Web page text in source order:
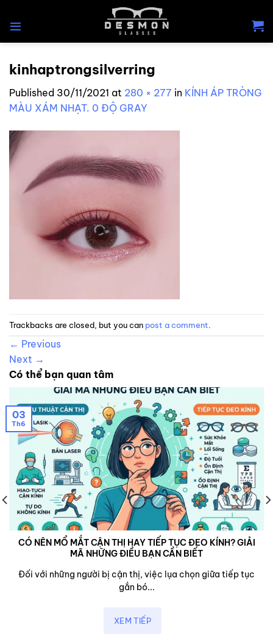
kinhaptrongsilverring
Published 30/11/2021 at 280 × 277 in KÍNH ÁP TRÒNG
MÀU XÁM NHẠT. 0 ĐỘ GRAY
Trackbacks are closed, but you can post a comment
← Previous
Next →
Có thể bạn quan tâm
CÓ NÊN MỔ MẮT CẬN THỊ HAY TIẾP TỤC ĐEO KÍNH? GIẢI
MÃ NHỮNG ĐIỀU BẠN CẦN BIẾT
Đối với những người bị cận thị, việc lụa chọn giữa tiếp tục
gắn bó...
XEM TIẾP
03
Th6